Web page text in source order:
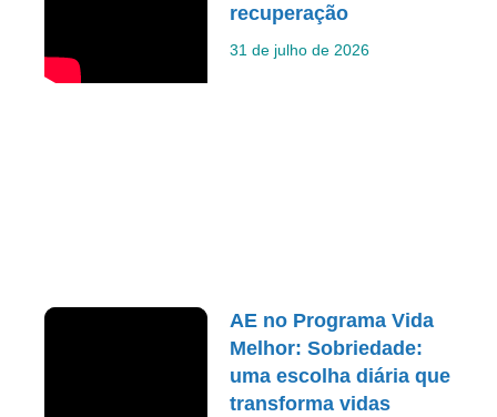
recuperação
31 de julho de 2026
AE no Programa Vida
Melhor: Sobriedade:
uma escolha diária que
transforma vidas